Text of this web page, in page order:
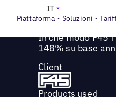
Piattaforma Soluzioni
IT
Success Story
In che modo F45
148% su base
Client
Products used